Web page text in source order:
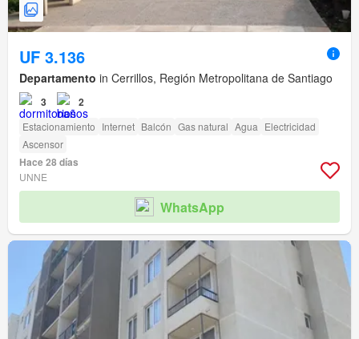
UF 3.136
Departamento in Cerrillos, Región Metropolitana de Santiago
3 2
Estacionamiento Internet Balcón Gas natural Agua Electricidad
Ascensor
Hace 28 días
UNNE
WhatsApp